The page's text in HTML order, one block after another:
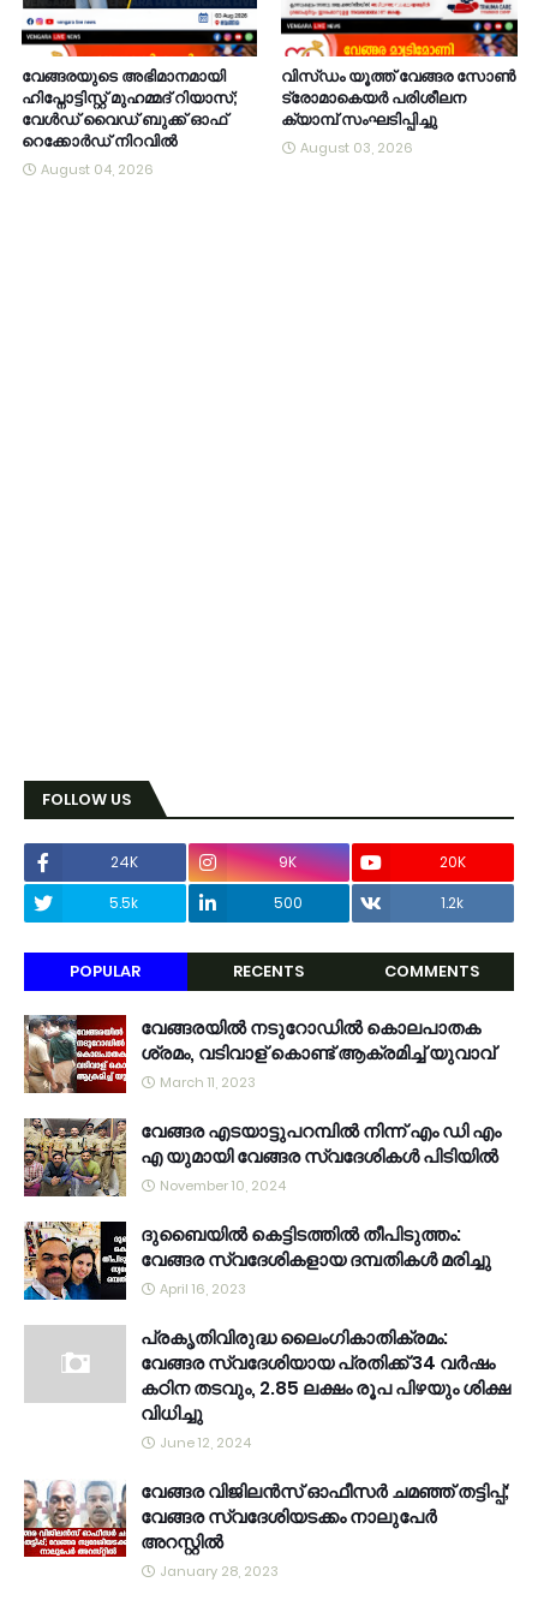
വേങ്ങരയുടെ അഭിമാനമായി
ഹിപ്നോട്ടിസ്റ്റ് മുഹമ്മദ് റിയാസ്;
വേൾഡ് വൈഡ് ബുക്ക് ഓഫ്
റെക്കോർഡ് നിറവിൽ
August 04, 2026
വിസ്ഡം യൂത്ത് വേങ്ങര സോൺ
ട്രോമാകെയർ പരിശീലന
ക്യാമ്പ് സംഘടിപ്പിച്ചു
August 03, 2026
FOLLOW US
24K 9K
20K
5.5k
500 1.2k
POPULAR RECENTS COMMENTS
വേങ്ങരയിൽ നടുറോഡിൽ കൊലപാതക
ശ്രമം, വടിവാള് കൊണ്ട് ആക്രമിച്ച് യുവാവ്
March 11, 2023
വേങ്ങര എടയാട്ടുപറമ്പിൽ നിന്ന് എം ഡി എം
എ യുമായി വേങ്ങര സ്വദേശികൾ പിടിയിൽ
November 10, 2024
ദുബൈയിൽ കെട്ടിടത്തിൽ തീപിടുത്തം:
വേങ്ങര സ്വദേശികളായ ദമ്പതികൾ മരിച്ചു
April 16, 2023
പ്രകൃതിവിരുദ്ധ ലൈംഗികാതിക്രമം:
വേങ്ങര സ്വദേശിയായ പ്രതിക്ക് 34 വര്‍ഷം
കഠിന തടവും, 2.85 ലക്ഷം രൂപ പിഴയും ശിക്ഷ
വിധിച്ചു
June 12, 2024
വേങ്ങര വിജിലൻസ് ഓഫീസർ ചമഞ്ഞ് തട്ടിപ്പ്;
വേങ്ങര സ്വദേശിയടക്കം നാലുപേർ
അറസ്റ്റിൽ
January 28, 2023